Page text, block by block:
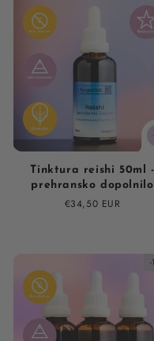
Tinktura reishi 50ml -
prehransko dopolnilo
Regular
€34,50 EUR
-